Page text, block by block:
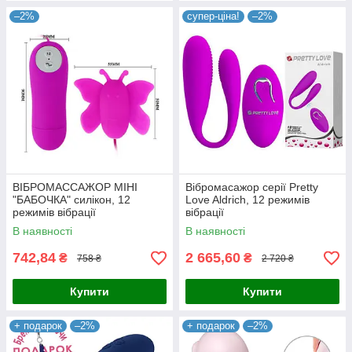
–2%
ВІБРОМАССАЖОР МІНІ
"БАБОЧКА" силікон, 12
режимів вібрації
В наявності
742,84 ₴ 758 ₴
Купити
супер-ціна! –2%
Вібромасажор серії Pretty
Love Aldrich, 12 режимів
вібрації
В наявності
2 665,60 ₴ 2 720 ₴
Купити
+ подарок –2% + подарок –2%